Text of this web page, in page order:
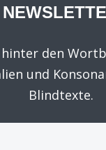
den
und
Blindtexte.